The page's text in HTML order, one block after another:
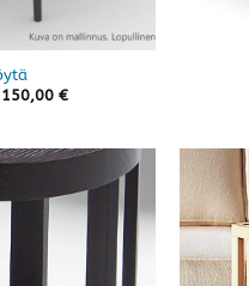
€Hintaluokka: